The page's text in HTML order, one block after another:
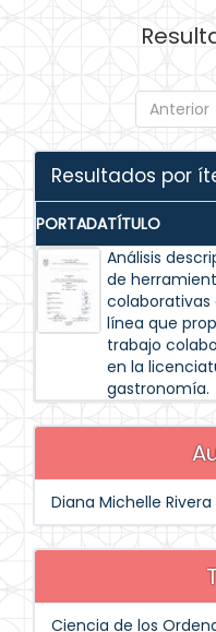
Anterior
Resultados por
PORTADATÍTULO
Análisis
de
colaborativas
línea que
trabajo
en la
gastronomía.
Diana Michelle
Ciencia de los